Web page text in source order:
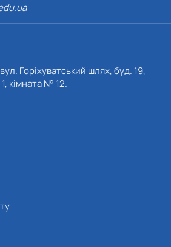
Горіхуватський шлях, буд. 19,
кімната № 12.